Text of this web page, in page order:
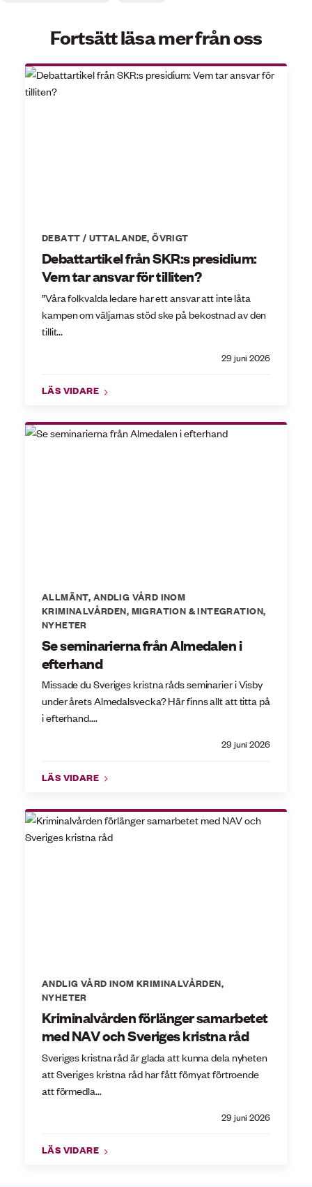
Fortsätt läsa mer från oss
DEBATT / UTTALANDE,ÖVRIGT
Debattartikel från SKR:s presidium:
Vem tar ansvar för tilliten?
29 juni 2026
”Våra folkvalda ledare har ett ansvar att inte låta
kampen om väljarnas stöd ske på bekostnad av den
tillit...
LÄS VIDARE
ALLMÄNT, ANDLIG VÅRD INOM
KRIMINALVÅRDEN, MIGRATION & INTEGRATION,
NYHETER
Se seminarierna från Almedalen i
efterhand
29 juni 2026
Missade du Sveriges kristna råds seminarier i Visby
under årets Almedalsvecka? Här finns allt att titta på
i efterhand....
LÄS VIDARE
ANDLIG VÅRD INOM KRIMINALVÅRDEN,
NYHETER
Kriminalvården förlänger samarbetet
med NAV och Sveriges kristna råd
29 juni 2026
Sveriges kristna råd är glada att kunna dela nyheten
att Sveriges kristna råd har fått förnyat förtroende
att förmedla...
LÄS VIDARE